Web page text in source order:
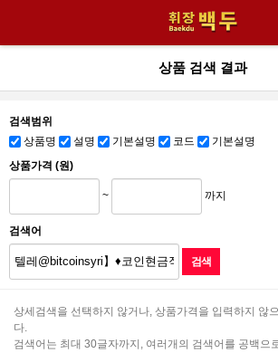
상품 검색 결과
검색범위
상품명
설명 기본설명 코드
기본설명
상품가격 (원)
~ 까지
검색어
상세검색을 선택하지 않거나, 상품가격을 입력하지 않
다.
검색어는 최대 30글자까지, 여러개의 검색어를 공백으